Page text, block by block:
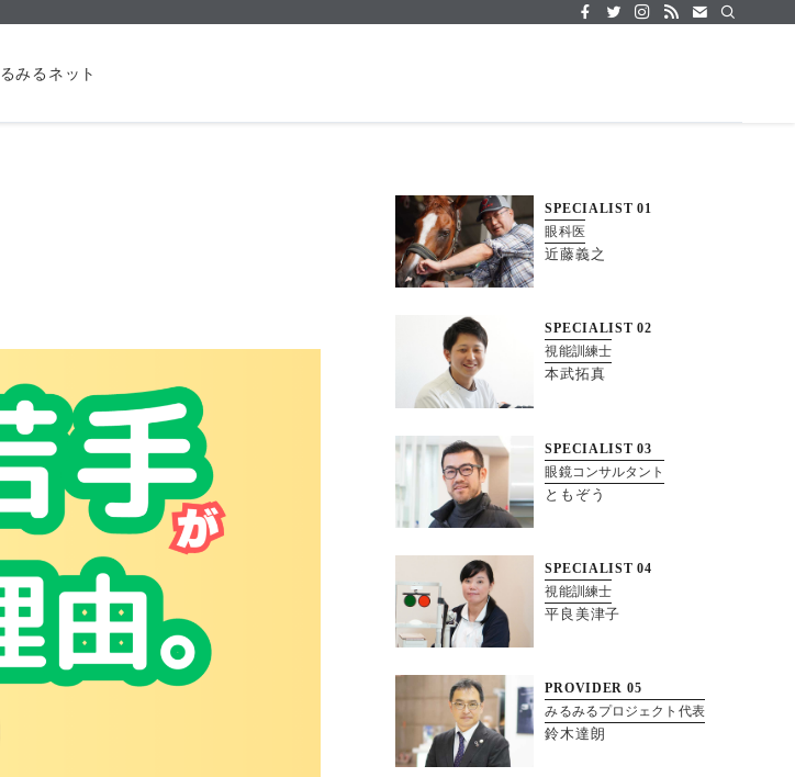
みるネット
SPECIALIST 01
眼科医
近藤義之
SPECIALIST 02
視能訓練士
本武拓真
SPECIALIST 03
眼鏡コンサルタント
ともぞう
SPECIALIST 04
視能訓練士
平良美津子
PROVIDER 05
みるみるプロジェクト代表
鈴木達朗